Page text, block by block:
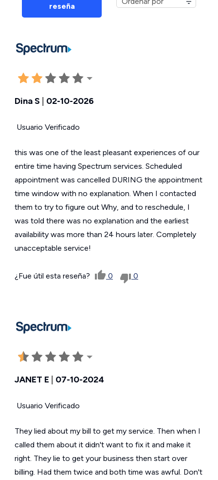
reseña
Dina S 02-10-2026
Usuario Verificado
this was one of the least pleasant experiences of our
entire time having Spectrum services. Scheduled
appointment was cancelled DURING the appointment
time window with no explanation. When I contacted
them to try to figure out Why, and to reschedule, I
was told there was no explanation and the earliest
availability was more than 24 hours later. Completely
unacceptable service!
¿Fue útil esta reseña? 0 0
JANET E | 07-10-2024
Usuario Verificado
They lied about my bill to get my service. Then when I
called them about it didn't want to fix it and make it
right. They lie to get your business then start over
billing. Had them twice and both time was awful. Don't